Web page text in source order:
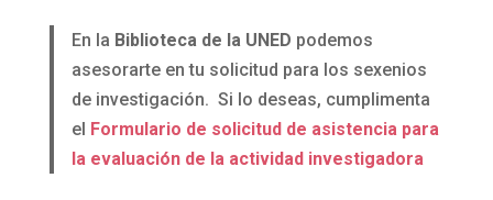
En la Biblioteca de la UNED podemos
asesorarte en tu solicitud para los sexenios
de investigación. Si lo deseas, cumplimenta
el Formulario de solicitud de asistencia para
la evaluación de la actividad investigadora